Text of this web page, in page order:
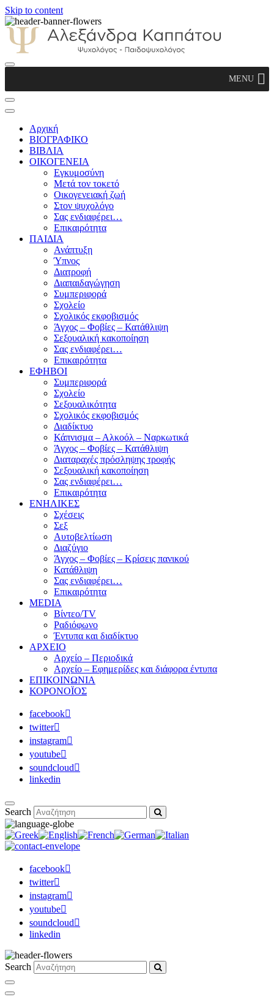
Skip to content
Παιδοψυχολόγος
MENU
Αρχική
ΒΙΟΓΡΑΦΙΚΟ
ΒΙΒΛΙΑ
ΟΙΚΟΓΕΝΕΙΑ
Εγκυμοσύνη
Μετά τον τοκετό
Οικογενειακή ζωή
Στον ψυχολόγο
Σας ενδιαφέρει…
Επικαιρότητα
ΠΑΙΔΙΑ
Ανάπτυξη
Ύπνος
Διατροφή
Διαπαιδαγώγηση
Συμπεριφορά
Σχολείο
Σχολικός εκφοβισμός
Άγχος – Φοβίες – Κατάθλιψη
Σεξουαλική κακοποίηση
Σας ενδιαφέρει…
Επικαιρότητα
ΕΦΗΒΟΙ
Συμπεριφορά
Σχολείο
Σεξουαλικότητα
Σχολικός εκφοβισμός
Διαδίκτυο
Κάπνισμα – Αλκοόλ – Ναρκωτικά
Άγχος – Φοβίες – Κατάθλιψη
Διαταραχές πρόσληψης τροφής
Σεξουαλική κακοποίηση
Σας ενδιαφέρει…
Επικαιρότητα
ΕΝΗΛΙΚΕΣ
Σχέσεις
Σεξ
Αυτοβελτίωση
Διαζύγιο
Άγχος – Φοβίες – Κρίσεις πανικού
Κατάθλιψη
Σας ενδιαφέρει…
Επικαιρότητα
MEDIA
Βίντεο/TV
Ραδιόφωνο
Έντυπα και διαδίκτυο
ΑΡΧΕΙΟ
Αρχείο – Περιοδικά
Αρχείο – Εφημερίδες και διάφορα έντυπα
ΕΠΙΚΟΙΝΩΝΙΑ
ΚΟΡΟΝΟΪΟΣ
facebook
twitter
instagram
youtube
soundcloud
linkedin
Search
facebook
twitter
instagram
youtube
soundcloud
linkedin
Search